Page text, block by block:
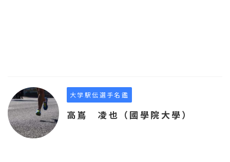
大学駅伝選手名鑑
高嶌 凌也（國學院大學）